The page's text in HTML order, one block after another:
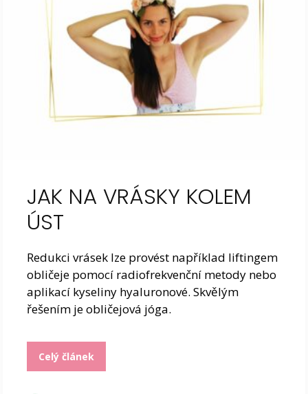
JAK NA VRÁSKY KOLEM
ÚST
Redukci vrásek lze provést například liftingem
obličeje pomocí radiofrekvenční metody nebo
aplikací kyseliny hyaluronové. Skvělým
řešením je obličejová jóga.
Celý článek